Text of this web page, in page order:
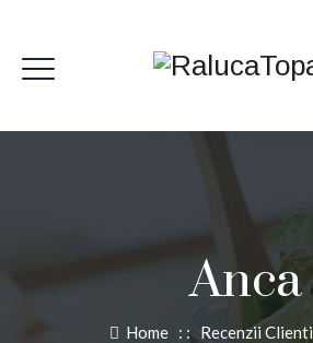
Anca
Home : : Recenzii Clienti